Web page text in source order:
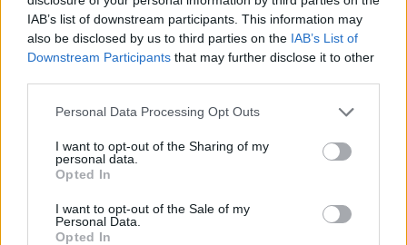
IAB’s list of downstream participants. This information may
also be disclosed by us to third parties on the IAB’s List of
Downstream Participants that may further disclose it to other
Please note that this website/app uses one or more Google
not limited to your visit or usage behaviour. You may click to
grant or deny consent to Google and its third-party tags to
use your data for below specified purposes in below Google
consent section.
Personal Data Processing Opt Outs
I want to opt-out of the Sharing of my
personal data.
Opted In
I want to opt-out of the Sale of my
Personal Data.
Opted In
majd, de a sokat emlegetett 1080p-t nem fogja" -
nyilatkozta Tom Crago, a Straight Right igazgatója - "A
játék 720p-ben fut majd." - foglalta össze a lényeget.
hogy aMass effect 3Wii U 1080p-ban fog futni. Úgy
látszik, tévedtek.
SMASH by Meló-Diák: Homok, zene és a nyár legjobb
hangulata – Jön a második forduló! (X)